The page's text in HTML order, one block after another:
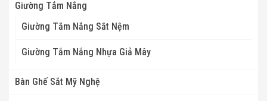
Giường Tắm Nắng
Giường Tắm Nắng Sắt Nệm
Giường Tắm Nắng Nhựa Giả Mây
Bàn Ghế Sắt Mỹ Nghệ